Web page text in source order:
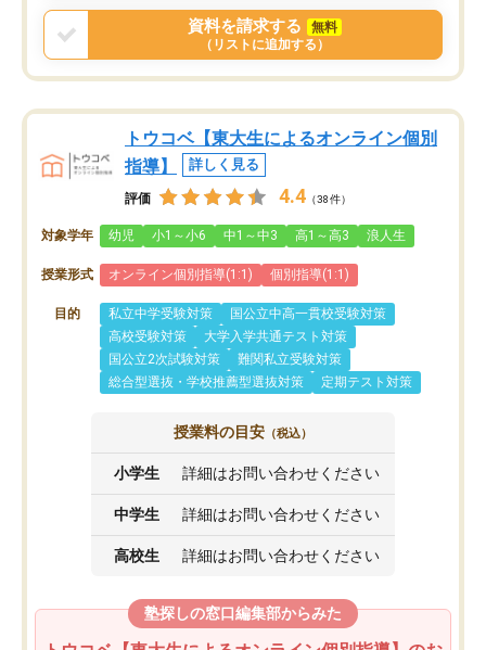
資料を請求する
無料
（リストに追加する）
トウコベ【東大生によるオンライン個別
指導】
詳しく見る
評価 4.4 （38件）
対象学年 幼児 小1～小6 中1～中3 高1～高3 浪人生
授業形式 オンライン個別指導(1:1) 個別指導(1:1)
目的 私立中学受験対策
国公立中高一貫校受験対策
高校受験対策
大学入学共通テスト対策
国公立2次試験対策
難関私立受験対策
総合型選抜・学校推薦型選抜対策
定期テスト対策
授業料の目安 （税込）
小学生 詳細はお問い合わせください
中学生 詳細はお問い合わせください
高校生 詳細はお問い合わせください
塾探しの窓口編集部からみた